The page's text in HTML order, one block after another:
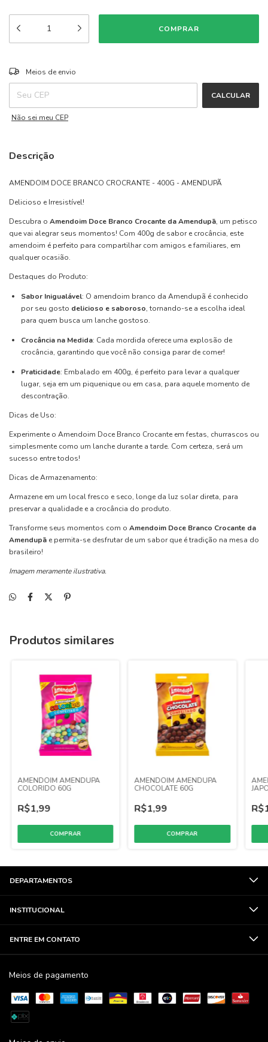
Entregas para o CEP:
Meios de envio
CALCULAR
Não sei meu CEP
Descrição
AMENDOIM DOCE BRANCO CROCRANTE - 400G - AMENDUPÃ
Delicioso e Irresistível!
Descubra o Amendoim Doce Branco Crocante da Amendupã, um petisco
que vai alegrar seus momentos! Com 400g de sabor e crocância, este
amendoim é perfeito para compartilhar com amigos e familiares, em
qualquer ocasião.
Destaques do Produto:
Sabor Inigualável: O amendoim branco da Amendupã é conhecido
por seu gosto delicioso e saboroso, tornando-se a escolha ideal
para quem busca um lanche gostoso.
Crocância na Medida: Cada mordida oferece uma explosão de
crocância, garantindo que você não consiga parar de comer!
Praticidade: Embalado em 400g, é perfeito para levar a qualquer
lugar, seja em um piquenique ou em casa, para aquele momento de
descontração.
Dicas de Uso:
Experimente o Amendoim Doce Branco Crocante em festas, churrascos ou
simplesmente como um lanche durante a tarde. Com certeza, será um
sucesso entre todos!
Dicas de Armazenamento:
Armazene em um local fresco e seco, longe da luz solar direta, para
preservar a qualidade e a crocância do produto.
Transforme seus momentos com o Amendoim Doce Branco Crocante da
Amendupã e permita-se desfrutar de um sabor que é tradição na mesa do
brasileiro!
Imagem meramente ilustrativa.
Produtos similares
AMENDOIM AMENDUPA
COLORIDO 60G
R$1,99
AMENDOIM AMENDUPA
CHOCOLATE 60G
R$1,99
DEPARTAMENTOS
INSTITUCIONAL
ENTRE EM CONTATO
Meios de pagamento